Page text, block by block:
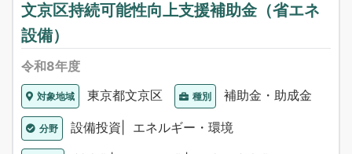
文京区持続可能性向上支援補助金（省エネ
設備）
令和8年度
対象地域 東京都文京区 種別 補助金・助成金
分野 設備投資 エネルギー・環境